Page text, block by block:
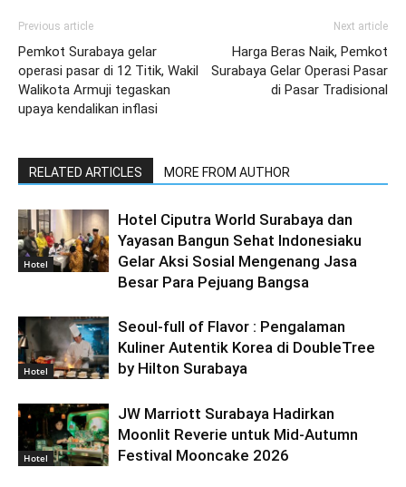
Previous article
Pemkot Surabaya gelar
operasi pasar di 12 Titik, Wakil
Walikota Armuji tegaskan
upaya kendalikan inflasi
Next article
Harga Beras Naik, Pemkot
Surabaya Gelar Operasi Pasar
di Pasar Tradisional
RELATED ARTICLES MORE FROM AUTHOR
Hotel
Hotel Ciputra World Surabaya dan
Yayasan Bangun Sehat Indonesiaku
Gelar Aksi Sosial Mengenang Jasa
Besar Para Pejuang Bangsa
Hotel
Seoul-full of Flavor : Pengalaman
Kuliner Autentik Korea di DoubleTree
by Hilton Surabaya
Hotel
JW Marriott Surabaya Hadirkan
Moonlit Reverie untuk Mid-Autumn
Festival Mooncake 2026